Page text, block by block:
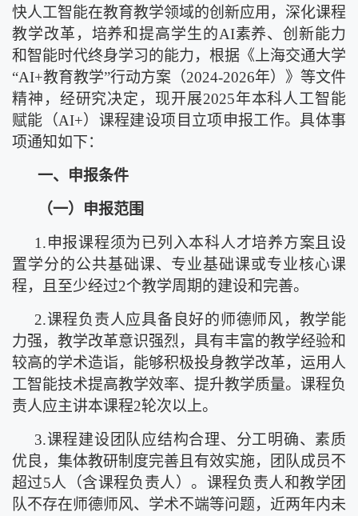
快人工智能在教育教学领域的创新应用，深化课程
教学改革，培养和提高学生的AI素养、创新能力
和智能时代终身学习的能力，根据《上海交通大学
“AI+教育教学”行动方案（2024-2026年）》等文件
精神，经研究决定，现开展2025年本科人工智能
赋能（AI+）课程建设项目立项申报工作。具体事
项通知如下：
一、 申报条件
（一）申报范围
1.申报课程须为已列入本科人才培养方案且设
置学分的公共基础课、专业基础课或专业核心课
程，且至少经过2个教学周期的建设和完善。
2.课程负责人应具备良好的师德师风，教学能
力强，教学改革意识强烈，具有丰富的教学经验和
较高的学术造诣，能够积极投身教学改革，运用人
工智能技术提高教学效率、提升教学质量。课程负
责人应主讲本课程2轮次以上。
3.课程建设团队应结构合理、分工明确、素质
优良，集体教研制度完善且有效实施，团队成员不
超过5人（含课程负责人）。课程负责人和教学团
队不存在师德师风、学术不端等问题，近两年内未